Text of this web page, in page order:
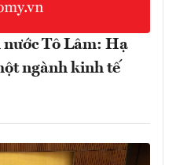
Tô Lâm: Hạ
ngành kinh tế